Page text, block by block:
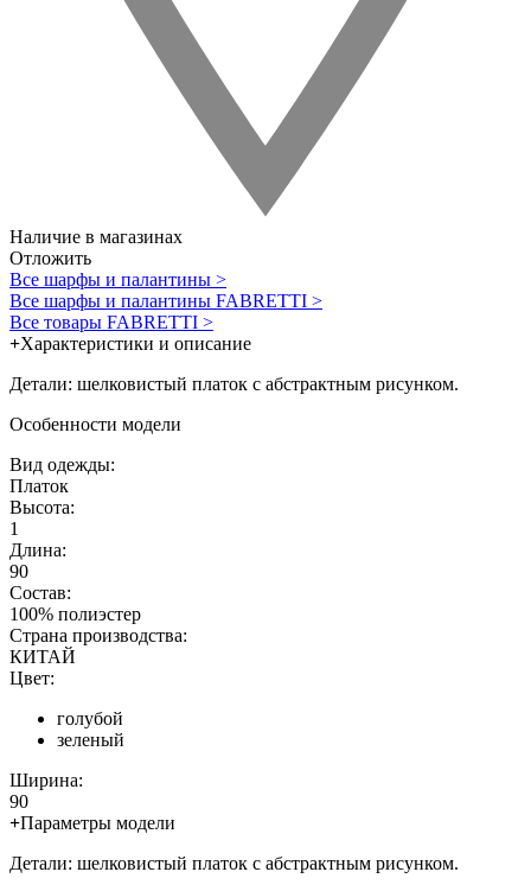
Наличие в магазинах
Отложить
Все шарфы и палантины >
Все шарфы и палантины FABRETTI >
Все товары FABRETTI >
+Характеристики и описание
Детали: шелковистый платок с абстрактным рисунком.
Особенности модели
Вид одежды:
Платок
Высота:
1
Длина:
90
Состав:
100% полиэстер
Страна производства:
КИТАЙ
Цвет:
голубой
зеленый
Ширина:
90
+Параметры модели
Детали: шелковистый платок с абстрактным рисунком.